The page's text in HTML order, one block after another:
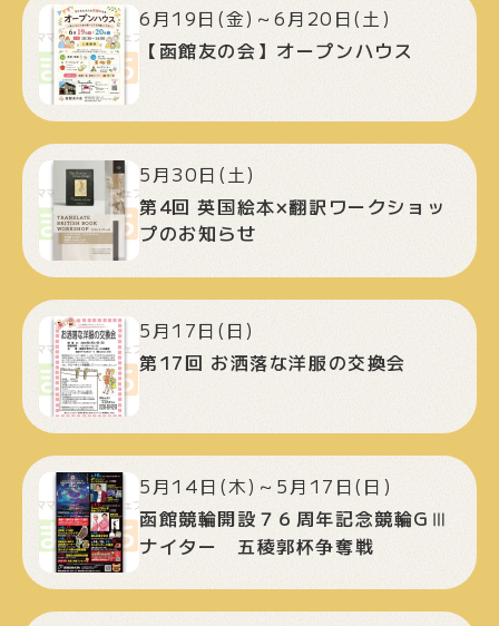
6月19日(金)～6月20日(土)
【函館友の会】オープンハウス
5月30日(土)
第4回 英国絵本×翻訳ワークショッ
プのお知らせ
5月17日(日)
第17回 お洒落な洋服の交換会
5月14日(木)～5月17日(日)
函館競輪開設７６周年記念競輪GⅢ
ナイター 五稜郭杯争奪戦